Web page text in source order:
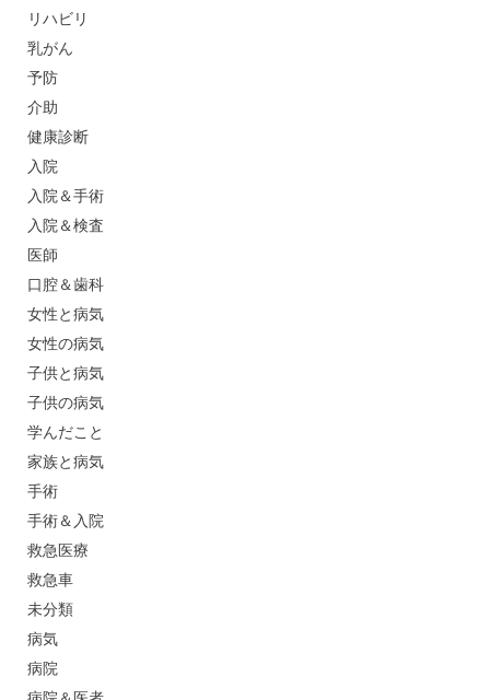
リハビリ
乳がん
予防
介助
健康診断
入院
入院＆手術
入院＆検査
医師
口腔＆歯科
女性と病気
女性の病気
子供と病気
子供の病気
学んだこと
家族と病気
手術
手術＆入院
救急医療
救急車
未分類
病気
病院